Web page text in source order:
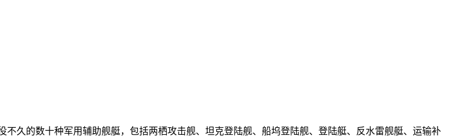
不久的数十种军用辅助舰艇，包括两栖攻击舰、坦克登陆舰、船坞登陆舰、登陆艇、反水雷舰艇、运输补